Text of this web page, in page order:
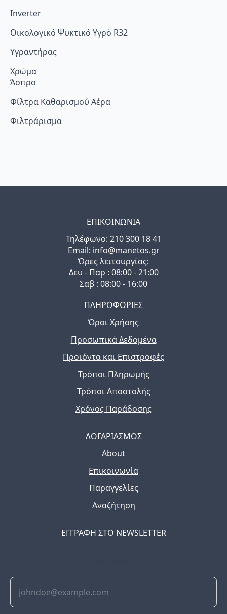
Inverter
Οικολογικό Ψυκτικό Υγρό R32
Υγραντήρας
Χρώμα
Άσπρο
Φίλτρα Καθαρισμού Αέρα
Φιλτράρισμα
ΕΠΙΚΟΙΝΩΝΙΑ
Τηλέφωνo: 210 300 18 41
Email: info@manetos.gr
Ώρες λειτουργίας:
Δευ - Παρ : 08:00 - 21:00
Σαβ : 08:00 - 16:00
ΠΛΗΡΟΦΟΡΙΕΣ
Όροι Χρήσης
Προσωπικά Δεδομένα
Προϊόντα και Επιστροφές
Τρόποι Πληρωμής
Τρόποι Αποστολής
Χρόνος Παράδοσης
ΛΟΓΑΡΙΑΣΜΟΣ
About
Επικοινωνία
Παραγγελίες
Αναζήτηση
ΕΓΓΡΑΦΗ ΣΤΟ NEWSLETTER